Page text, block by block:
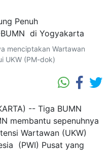
menciptakan Wartawan
UKW (PM-dok)
-- Tiga BUMN
membantu sepenuhnya
Wartawan (UKW)
(PWI) Pusat yang